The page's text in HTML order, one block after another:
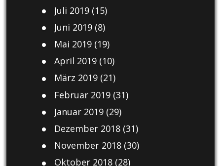
Juli 2019(15)
Juni 2019(8)
Mai 2019(19)
April 2019(10)
März 2019(21)
Februar 2019(31)
Januar 2019(29)
Dezember 2018(31)
November 2018(30)
Oktober 2018(28)